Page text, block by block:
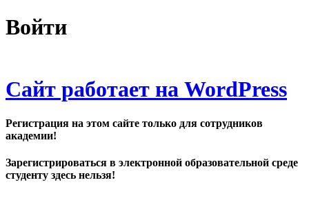
Войти
Сайт работает на WordPress
Регистрация на этом сайте только для сотрудников
академии!
Зарегистрироваться в электронной образовательной среде
студенту здесь нельзя!